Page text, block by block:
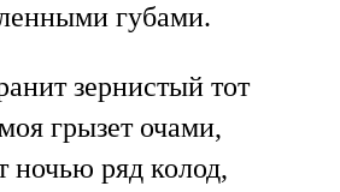
губами.
зернистый тот
грызет очами,
ночью ряд колод,